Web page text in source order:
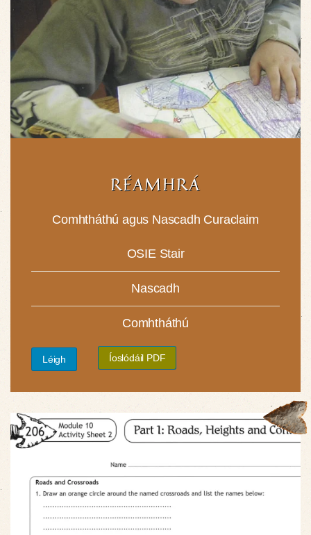
RÉAMHRÁ
Comhtháthú agus Nascadh Curaclaim
OSIE Stair
Nascadh
Comhtháthú
Léigh Íoslódáil PDF